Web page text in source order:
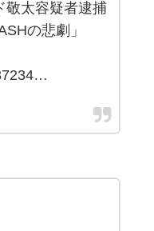
敬太容疑者逮捕
の悲劇」